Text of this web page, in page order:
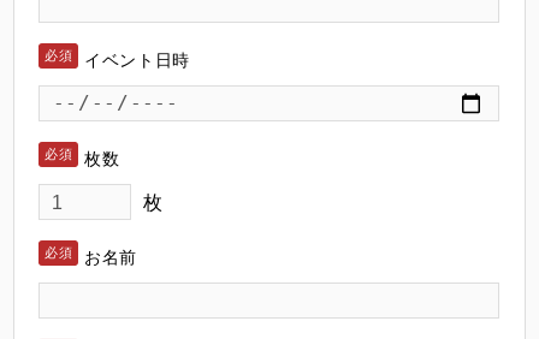
イベント日時
枚数
枚
お名前